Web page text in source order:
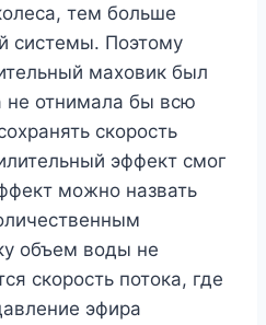
тем больше
системы. Поэтому
маховик был
не отнимала бы всю
скорость
эффект смог
можно назвать
объем воды не
скорость потока, где
эфира